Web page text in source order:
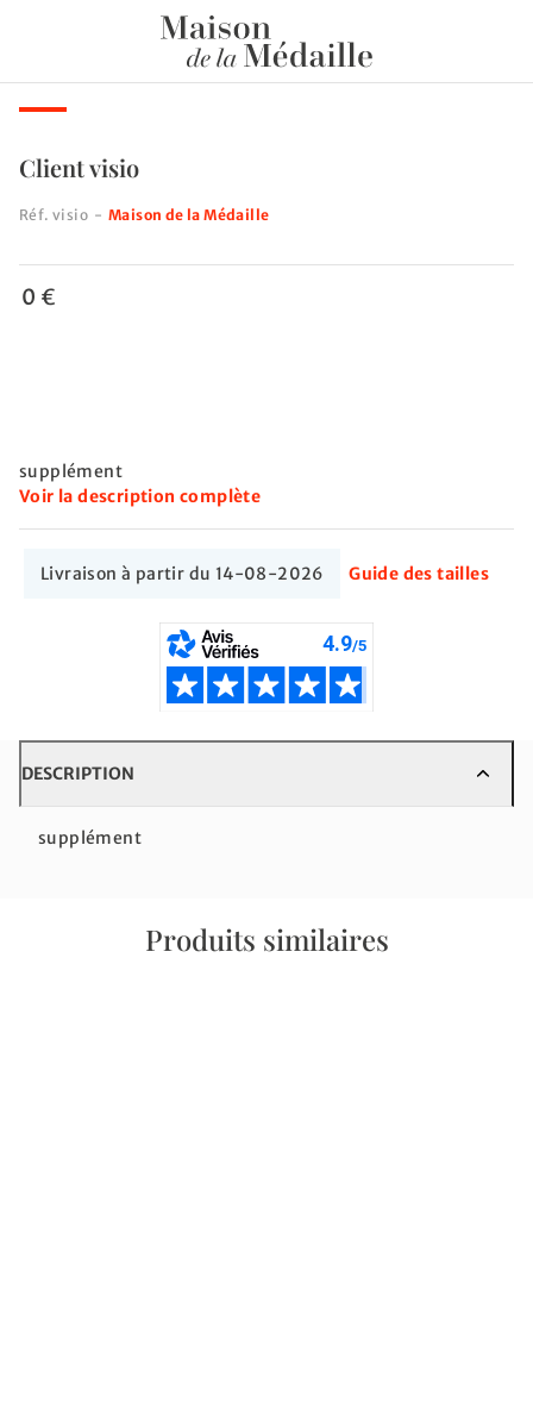
Client visio
Réf. visio -Maison de la Médaille
0 €
supplément
Voir la description complète
Livraison à partir du 14-08-2026 Guide des tailles
DESCRIPTION
supplément
Produits similaires